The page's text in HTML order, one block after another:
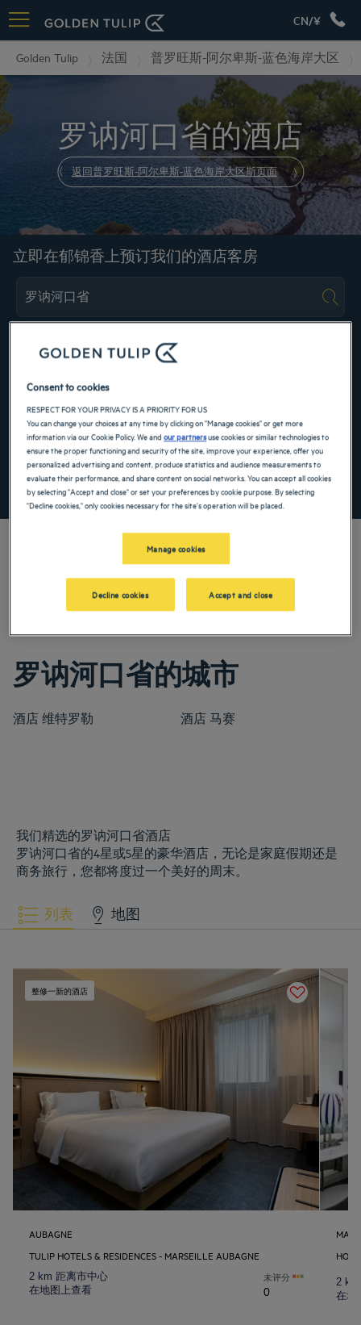
CN/¥
Golden Tulip 法国 普罗旺斯-阿尔卑斯-蓝色海岸大区
罗讷河口省的酒店
返回普罗旺斯-阿尔卑斯-蓝色海岸大区斯页面
立即在郁锦香上预订我们的酒店客房
寻找酒店
添加特惠代码
我们的郁锦香酒店欢迎您来到世外桃源阿尔卑斯罗讷河口地区。我们丰
罗讷河口省的城市
酒店 维特罗勒 酒店 马赛
我们精选的罗讷河口省酒店
罗讷河口省的4星或5星的豪华酒店，无论是家庭假期还是
商务旅行，您都将度过一个美好的周末。
列表 地图
整修一新的酒店
AUBAGNE
TULIP HOTELS & RESIDENCES - MARSEILLE AUBAGNE
2 km 距离市中心
在地图上查看
未评分
0
2
在地
Consent to cookies
RESPECT FOR YOUR PRIVACY IS A PRIORITY FOR US
You can change your choices at any time by clicking on "Manage cookies" or get more
information via our Cookie Policy. We andour partnersuse cookies or similar technologies to
ensure the proper functioning and security of the site, improve your experience, offer you
personalized advertising and content, produce statistics and audience measurements to
evaluate their performance, and share content on social networks. You can accept all cookies
by selecting "Accept and close" or set your preferences by cookie purpose. By selecting
"Decline cookies," only cookies necessary for the site's operation will be placed.
Manage cookies
Decline cookies Accept and close